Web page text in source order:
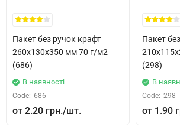
Пакет без ручок крафт
260x130x350 мм 70 г/м2
(686)
В наявності
Code: 686
2.20 грн.
Пакет
(298)
В
Code: 298
1.90